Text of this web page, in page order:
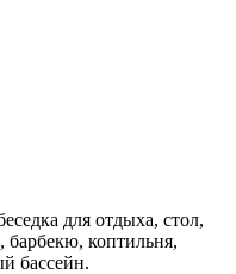
для отдыха, стол,
барбекю, коптильня,
бассейн.